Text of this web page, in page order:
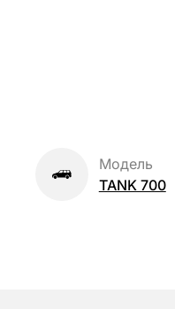
Модель
TANK 700